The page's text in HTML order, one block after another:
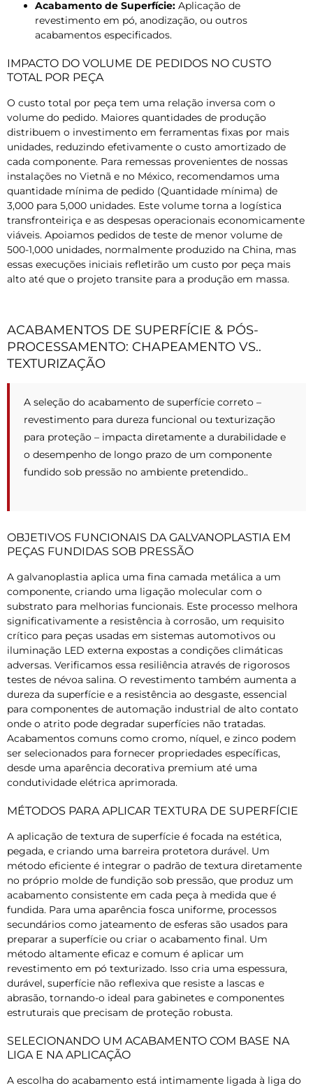
Acabamento de Superfície: Aplicação de
revestimento em pó, anodização, ou outros
acabamentos especificados.
IMPACTO DO VOLUME DE PEDIDOS NO CUSTO
TOTAL POR PEÇA
O custo total por peça tem uma relação inversa com o
volume do pedido. Maiores quantidades de produção
distribuem o investimento em ferramentas fixas por mais
unidades, reduzindo efetivamente o custo amortizado de
cada componente. Para remessas provenientes de nossas
instalações no Vietnã e no México, recomendamos uma
quantidade mínima de pedido (Quantidade mínima) de
3,000 para 5,000 unidades. Este volume torna a logística
transfronteiriça e as despesas operacionais economicamente
viáveis. Apoiamos pedidos de teste de menor volume de
500-1,000 unidades, normalmente produzido na China, mas
essas execuções iniciais refletirão um custo por peça mais
alto até que o projeto transite para a produção em massa.
ACABAMENTOS DE SUPERFÍCIE & PÓS-
PROCESSAMENTO: CHAPEAMENTO VS..
TEXTURIZAÇÃO
A seleção do acabamento de superfície correto –
revestimento para dureza funcional ou texturização
para proteção – impacta diretamente a durabilidade e
o desempenho de longo prazo de um componente
fundido sob pressão no ambiente pretendido..
OBJETIVOS FUNCIONAIS DA GALVANOPLASTIA EM
PEÇAS FUNDIDAS SOB PRESSÃO
A galvanoplastia aplica uma fina camada metálica a um
componente, criando uma ligação molecular com o
substrato para melhorias funcionais. Este processo melhora
significativamente a resistência à corrosão, um requisito
crítico para peças usadas em sistemas automotivos ou
iluminação LED externa expostas a condições climáticas
adversas. Verificamos essa resiliência através de rigorosos
testes de névoa salina. O revestimento também aumenta a
dureza da superfície e a resistência ao desgaste, essencial
para componentes de automação industrial de alto contato
onde o atrito pode degradar superfícies não tratadas.
Acabamentos comuns como cromo, níquel, e zinco podem
ser selecionados para fornecer propriedades específicas,
desde uma aparência decorativa premium até uma
condutividade elétrica aprimorada.
MÉTODOS PARA APLICAR TEXTURA DE SUPERFÍCIE
A aplicação de textura de superfície é focada na estética,
pegada, e criando uma barreira protetora durável. Um
método eficiente é integrar o padrão de textura diretamente
no próprio molde de fundição sob pressão, que produz um
acabamento consistente em cada peça à medida que é
fundida. Para uma aparência fosca uniforme, processos
secundários como jateamento de esferas são usados ​​para
preparar a superfície ou criar o acabamento final. Um
método altamente eficaz e comum é aplicar um
revestimento em pó texturizado. Isso cria uma espessura,
durável, superfície não reflexiva que resiste a lascas e
abrasão, tornando-o ideal para gabinetes e componentes
estruturais que precisam de proteção robusta.
SELECIONANDO UM ACABAMENTO COM BASE NA
LIGA E NA APLICAÇÃO
A escolha do acabamento está intimamente ligada à liga do